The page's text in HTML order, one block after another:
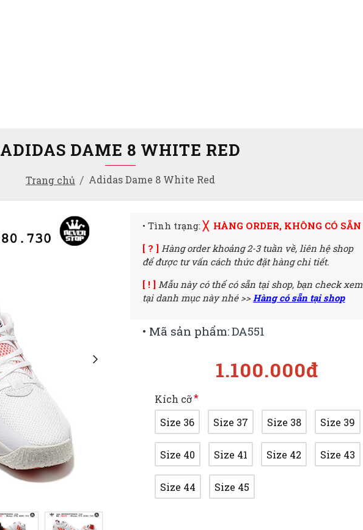
Trang chủ Adidas Dame 8 White Red
ADIDAS DAME 8 WHITE RED
1.100.000đ
• Mã sản phẩm:DA551
Kích cỡ
Size 36
Size 37 Size 38 Size 39
Size 40 Size 41 Size 42 Size 43
Size 44 Size 45
• Tình trạng:╳ HÀNG ORDER, KHÔNG CÓ SẴN
[ ? ] Hàng order khoảng 2-3 tuần về,liên hệ shop
để được tư vấn cách thức đặt hàng chi tiết.
[ ! ] Mẫu này có thể có sẵn tại shop, bạn check xem
tại danh mục này nhé >>Hàng có sẵn tại shop